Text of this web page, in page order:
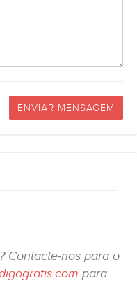
ENVIAR MENSAGEM
Contacte-nos para o
para